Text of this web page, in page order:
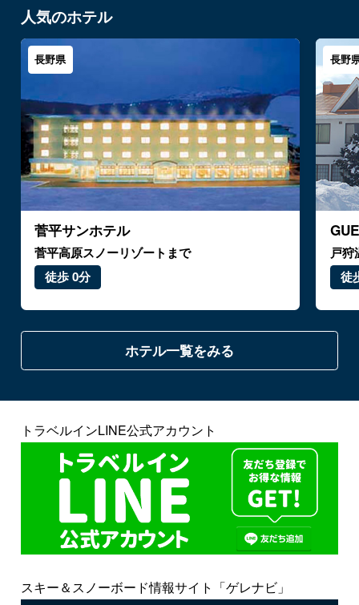
人気のホテル
長野県
菅平サンホテル
菅平高原スノーリゾートまで
徒歩 0分
長野
戸狩
徒
ホテル一覧をみる
トラベルインLINE公式アカウント
スキー＆スノーボード情報サイト「ゲレナビ」